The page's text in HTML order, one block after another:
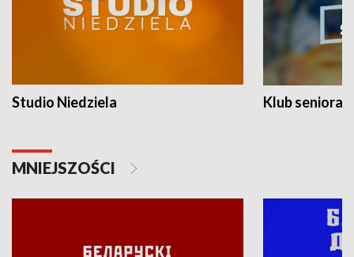
Studio Niedziela Klub seniora
MNIEJSZOŚCI